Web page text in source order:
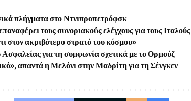
πλήγματα στο Ντνιπροπετρόφσκ
τους συνοριακούς ελέγχους για τους Ιταλούς
στον ακριβότερο στρατό του κόσμου»
για τη συμφωνία σχετικά με το Ορμούζ
απαντά η Μελόνι στην Μαδρίτη για τη Σένγκεν